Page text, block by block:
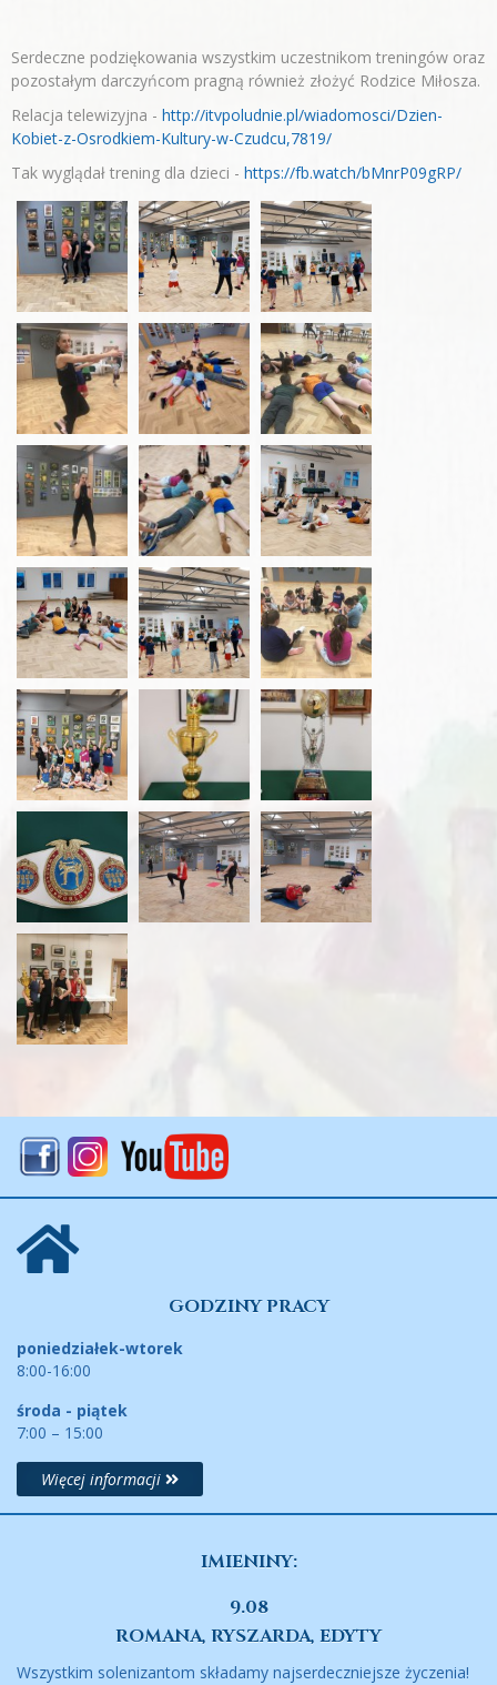
GODZINY PRACY
poniedziałek-wtorek
8:00-16:00
środa - piątek
7:00 – 15:00
Więcej informacji
IMIENINY:
9.08
ROMANA, RYSZARDA, EDYTY
Wszystkim solenizantom składamy najserdeczniejsze życzenia!
Serdeczne podziękowania wszystkim uczestnikom treningów oraz
pozostałym darczyńcom pragną również złożyć Rodzice Miłosza.
Relacja telewizyjna - http://itvpoludnie.pl/wiadomosci/Dzien-
Kobiet-z-Osrodkiem-Kultury-w-Czudcu,7819/
Tak wyglądał trening dla dzieci - https://fb.watch/bMnrP09gRP/